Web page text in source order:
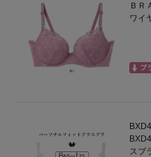
ＢＲ
ワイヤ
スブ